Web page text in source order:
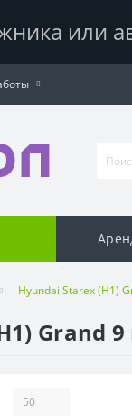
или
Hyundai Starex (H1)
Grand 9